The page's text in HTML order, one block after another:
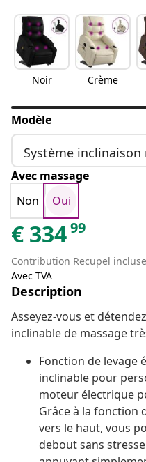
Noir Crème
Modèle
Système inclinaison
Avec massage
Non
Oui
€ 33499
Contribution Recupel
Avec TVA
Description
Asseyez-vous et
inclinable de massage
Fonction de levage
inclinable pour
moteur électrique
Grâce à la fonction
vers le haut, vous
debout sans